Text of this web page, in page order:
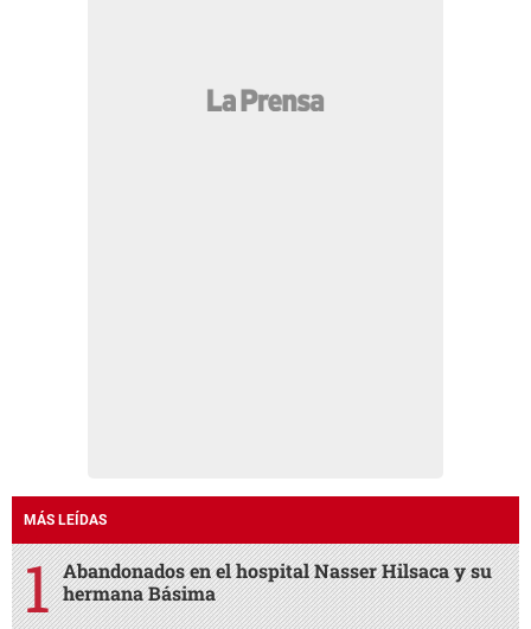
MÁS LEÍDAS
Abandonados en el hospital Nasser Hilsaca y su
hermana Básima